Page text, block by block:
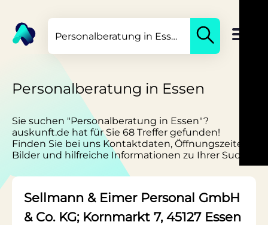
Personalberatung in Essen
Sie suchen "Personalberatung in Essen"?
auskunft.de hat für Sie 68 Treffer gefunden!
Finden Sie bei uns Kontaktdaten, Öffnungszeiten,
Bilder und hilfreiche Informationen zu Ihrer Suche.
Sellmann & Eimer Personal GmbH
& Co. KG; Kornmarkt 7, 45127 Essen